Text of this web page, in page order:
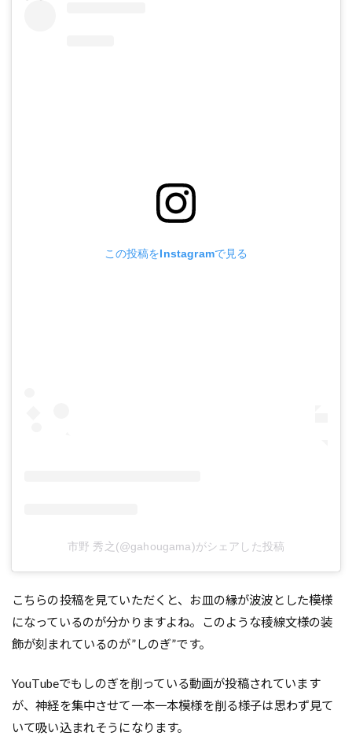
この投稿をInstagramで見る
市野 秀之(@gahougama)がシェアした投稿
こちらの投稿を見ていただくと、お皿の縁が波波とした模様
になっているのが分かりますよね。このような稜線文様の装
飾が刻まれているのが”しのぎ”です。
YouTubeでもしのぎを削っている動画が投稿されています
が、神経を集中させて一本一本模様を削る様子は思わず見て
いて吸い込まれそうになります。